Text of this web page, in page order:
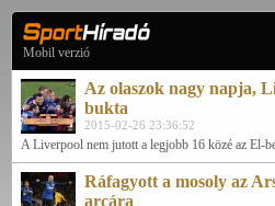
Mobil verzió
Az olaszok nagy napja,
bukta
2015-02-26 23:36:52
A Liverpool nem jutott a legjobb 16 közé az El-
Ráfagyott a mosoly az
arcára